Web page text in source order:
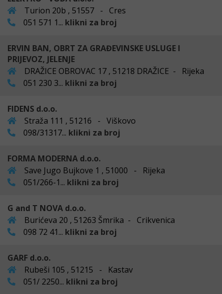
Turion 20b , 51557 - Cres
051 571 1... klikni za broj
ERVIN BAN, OBRT ZA GRAĐEVINSKE USLUGE I
PRIJEVOZ, JELENJE
DRAŽICE OBROVAC 17 , 51218 DRAŽICE - Rijeka
051 230 3... klikni za broj
FIDENS d.o.o.
Straža 111 , 51216 - Viškovo
098/31317... klikni za broj
FORMA MODERNA d.o.o.
Save Jugo Bujkove 1 , 51000 - Rijeka
051/266-1... klikni za broj
G and T NOVA d.o.o.
Burićeva 20 , 51263 Šmrika - Crikvenica
098 72 41... klikni za broj
GARF d.o.o.
Rubeši 105 , 51215 - Kastav
051/ 2250... klikni za broj